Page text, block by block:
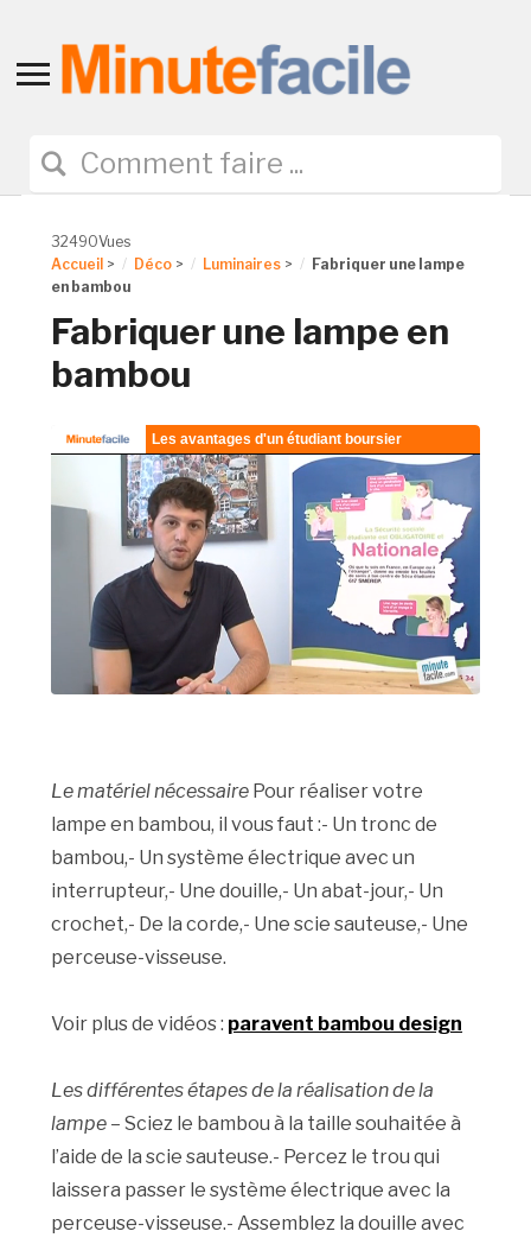
Toggle
navigation
32490Vues
Accueil > Déco > Luminaires >
Fabriquer une lampe
en bambou
Fabriquer une lampe en
bambou
Le matériel nécessaire Pour réaliser votre
lampe en bambou, il vous faut :- Un tronc de
bambou,- Un système électrique avec un
interrupteur,- Une douille,- Un abat-jour,- Un
crochet,- De la corde,- Une scie sauteuse,- Une
perceuse-visseuse.
Voir plus de vidéos : paravent bambou design
Les différentes étapes de la réalisation de la
lampe – Sciez le bambou à la taille souhaitée à
l’aide de la scie sauteuse.- Percez le trou qui
laissera passer le système électrique avec la
perceuse-visseuse.- Assemblez la douille avec